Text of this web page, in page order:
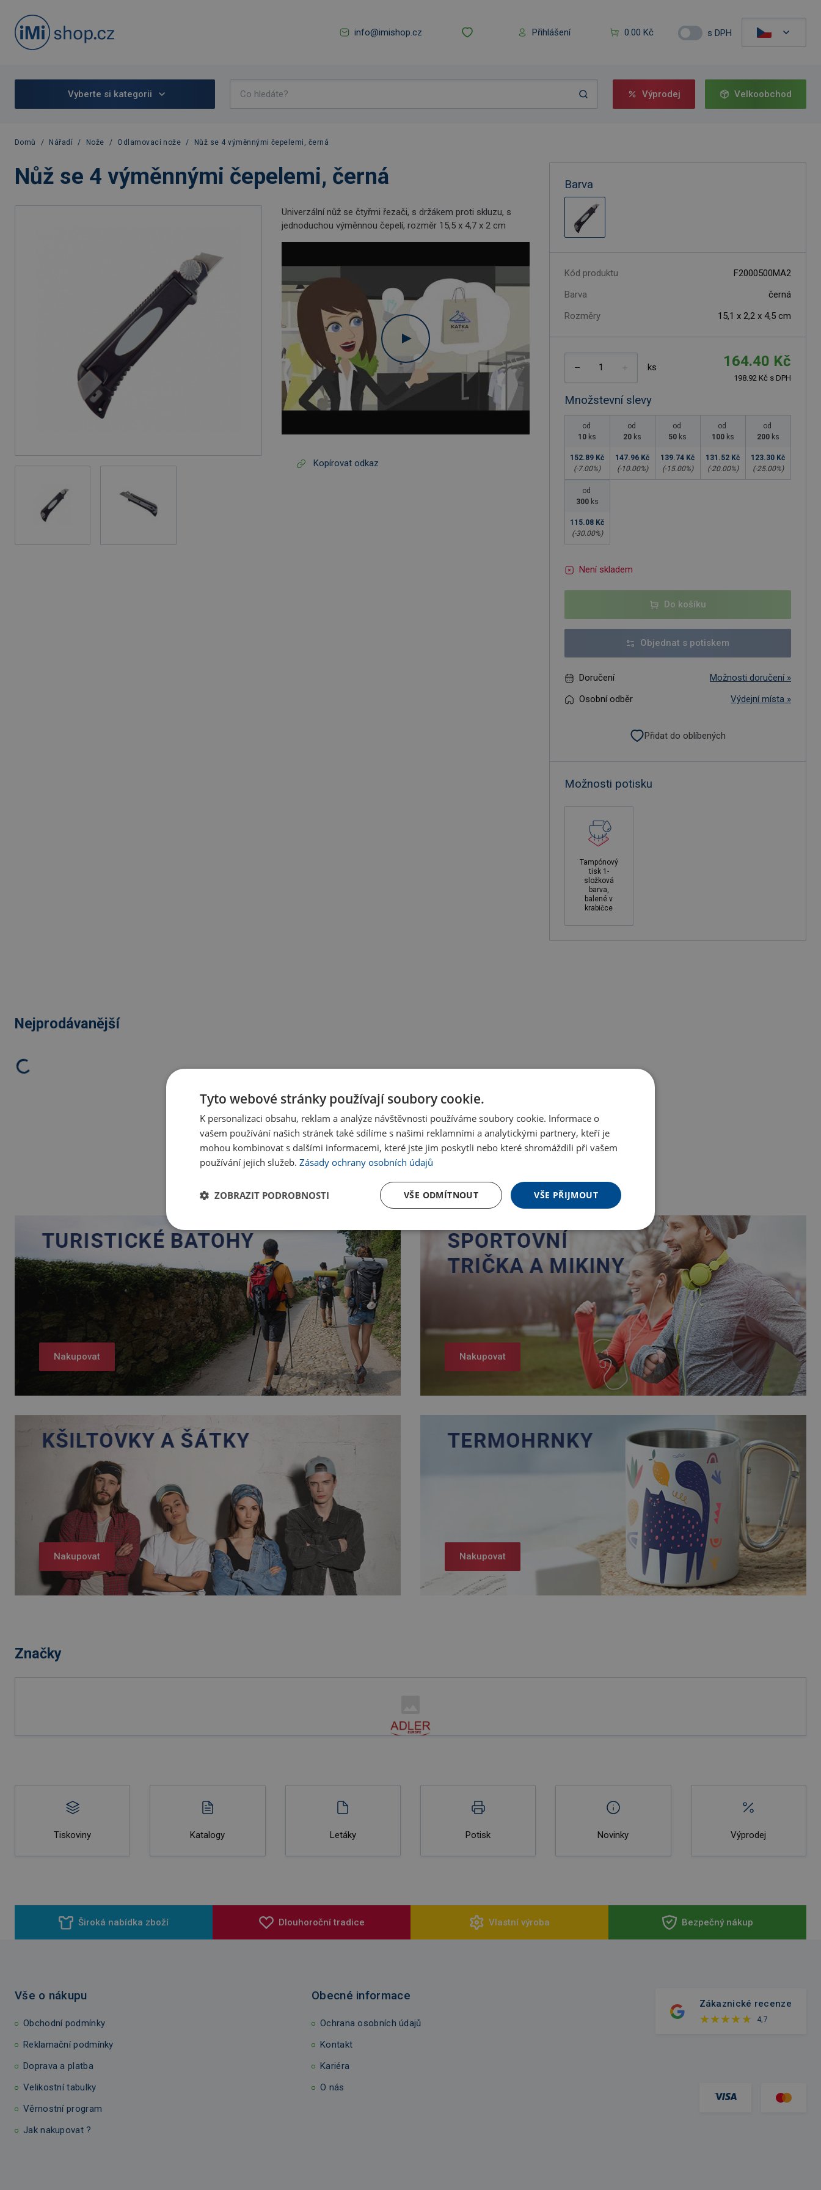
info@imishop.cz Přihlášení 0.00 Kč s DPH
Vyberte si kategorii Výprodej Velkoobchod
Domů / Nářadí / Nože / Odlamovací nože / Nůž se 4 výměnnými čepelemi, černá
Nůž se 4 výměnnými čepelemi, černá
Univerzální nůž se čtyřmi řezači, s držákem proti skluzu, s
jednoduchou výměnnou čepelí, rozměr 15,5 x 4,7 x 2 cm
Kopírovat odkaz
Barva
Kód produktu
F2000500MA2
Barva
černá
Rozměry
15,1 x 2,2 x 4,5 cm
ks 164.40 Kč
198.92 Kč s DPH
Množstevní slevy
od
10 ks
152.89 Kč
(-7.00%)
od
20 ks
147.96 Kč
(-10.00%)
od
50 ks
139.74 Kč
(-15.00%)
od
100 ks
131.52 Kč
(-20.00%)
od
200 ks
123.30 Kč
(-25.00%)
od
300 ks
115.08 Kč
(-30.00%)
Není skladem
Do košíku
Objednat s potiskem
Doručení
Možnosti doručení »
Osobní odběr
Výdejní místa »
Přidat do oblíbených
Možnosti potisku
Tampónový
tisk 1-
složková
barva,
balené v
krabičce
Nejprodávanější
Nakupovat Nakupovat
Nakupovat Nakupovat
Značky
Tiskoviny Katalogy Letáky Potisk Novinky Výprodej
Široká nabídka zboží Dlouhoroční tradice Vlastní výroba Bezpečný nákup
Vše o nákupu
Obchodní podmínky
Reklamační podmínky
Doprava a platba
Velikostní tabulky
Věrnostní program
Jak nakupovat ?
Obecné informace
Ochrana osobních údajů
Kontakt
Kariéra
O nás
Zákaznické recenze
4,7
Tyto webové stránky používají soubory cookie.
K personalizaci obsahu, reklam a analýze návštěvnosti používáme soubory cookie. Informace o
vašem používání našich stránek také sdílíme s našimi reklamními a analytickými partnery, kteří je
mohou kombinovat s dalšími informacemi, které jste jim poskytli nebo které shromáždili při vašem
používání jejich služeb. Zásady ochrany osobních údajů
VŠE PŘIJMOUT
VŠE ODMÍTNOUT
ZOBRAZIT PODROBNOSTI